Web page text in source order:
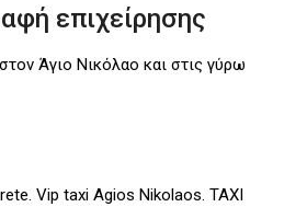
επιχείρησης
Άγιο Νικόλαο και στις γύρω
Vip taxi Agios Nikolaos. TAXI